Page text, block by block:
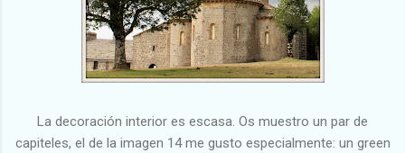
La decoración interior es escasa. Os muestro un par de
capiteles, el de la imagen 14 me gusto especialmente: un green